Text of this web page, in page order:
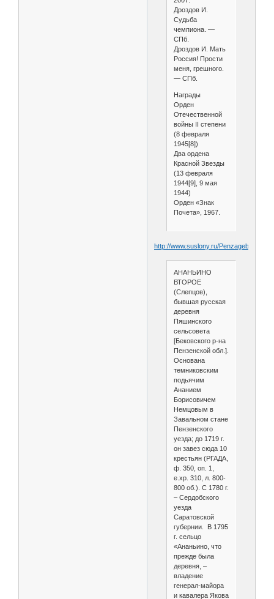
Дроздов И.
Судьба
чемпиона. —
СПб.
Дроздов И. Мать
Россия! Прости
меня, грешного.
— СПб.
Награды
Орден
Отечественной
войны II степени
(8 февраля
1945[8])
Два ордена
Красной Звезды
(13 февраля
1944[9], 9 мая
1944)
Орден «Знак
Почета», 1967.
http://www.suslony.ru/Penzagebiet/
АНАНЬИНО
ВТОРОЕ
(Слепцов),
бывшая русская
деревня
Пяшинского
сельсовета
[Бековского р-на
Пензенской обл.].
Основана
темниковским
подьячим
Ананием
Борисовичем
Немцовым в
Завальном стане
Пензенского
уезда; до 1719 г.
он завез сюда 10
крестьян (РГАДА,
ф. 350, оп. 1,
е.хр. 310, л. 800-
800 об.). С 1780 г.
– Сердобского
уезда
Саратовской
губернии. В 1795
г. сельцо
«Ананьино, что
прежде была
деревня, –
владение
генерал-майора
и кавалера Якова